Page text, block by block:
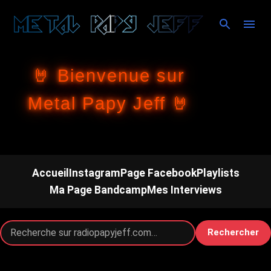
Accéder au contenu principal
🤘 Bienvenue sur
Metal Papy Jeff 🤘
Accueil InstagramPage FacebookPlaylists
Ma Page BandcampMes Interviews
Rechercher